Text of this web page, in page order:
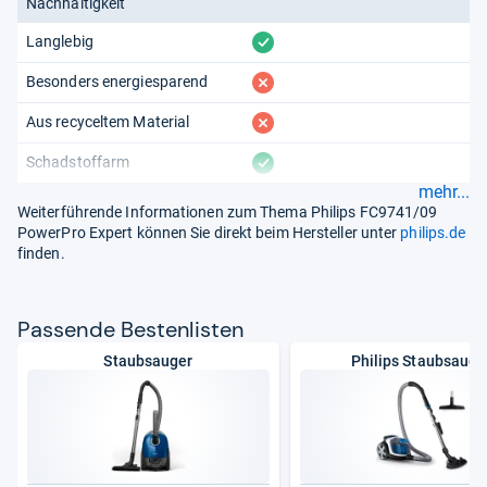
Langlebig vorhanden
Besonders energiesparend fehlt
Aus recyceltem Material fehlt
Schadstoffarm vorhanden
mehr...
Weiterführende Informationen zum Thema Philips FC9741/09
PowerPro Expert können Sie direkt beim Hersteller unter philips.de
finden.
Pas­sende Bes­ten­lis­ten
Staubsauger Philips